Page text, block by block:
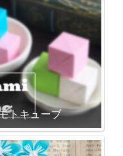
トキューブ